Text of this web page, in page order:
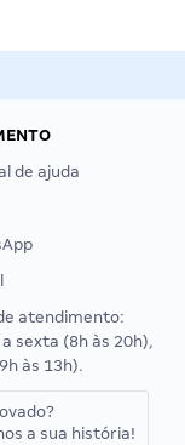
de ajuda
atendimento:
sexta (8h às 20h),
às 13h).
a sua história!